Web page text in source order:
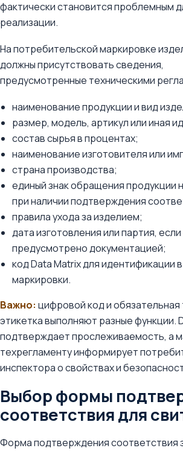
фактически становится проблемным
реализации.
На потребительской маркировке
должны присутствовать сведения,
предусмотренные техническими
наименование продукции и вид
размер, модель, артикул или иная
состав сырья в процентах;
наименование изготовителя или
страна производства;
единый знак обращения продукции
при наличии подтверждения
правила ухода за изделием;
дата изготовления или партия,
предусмотрено документацией;
код Data Matrix для идентификации
маркировки.
Важно: цифровой код и обязательная
этикетка выполняют разные функции.
подтверждает прослеживаемость, а
техрегламенту информирует
инспектора о свойствах и
Выбор формы
соответствия для
Форма подтверждения соответствия